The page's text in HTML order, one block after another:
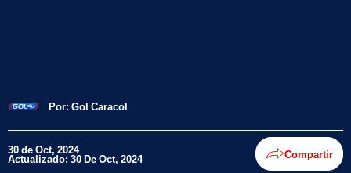
Por: Gol Caracol
30 de Oct, 2024
Actualizado: 30 De Oct, 2024 Compartir